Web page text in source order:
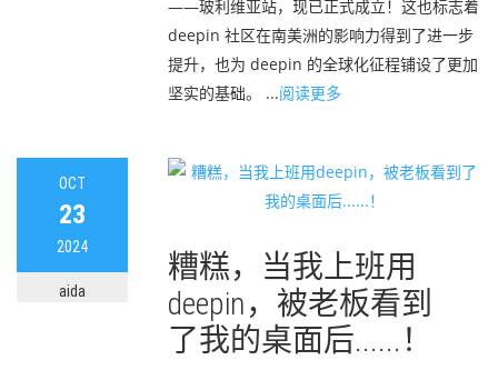
——玻利维亚站，现已正式成立！这也标志着
deepin 社区在南美洲的影响力得到了进一步
提升，也为 deepin 的全球化征程铺设了更加
坚实的基础。 ...阅读更多
OCT
23
2024
aida
糟糕，当我上班用
deepin，被老板看到
了我的桌面后......！